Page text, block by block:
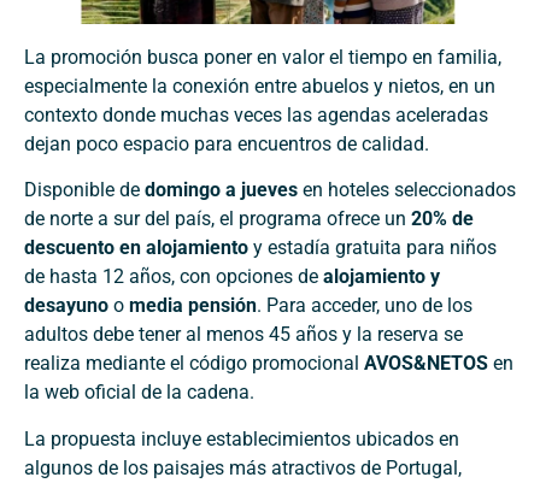
La promoción busca poner en valor el tiempo en familia,
especialmente la conexión entre abuelos y nietos, en un
contexto donde muchas veces las agendas aceleradas
dejan poco espacio para encuentros de calidad.
Disponible de domingo a jueves en hoteles seleccionados
de norte a sur del país, el programa ofrece un 20% de
descuento en alojamiento y estadía gratuita para niños
de hasta 12 años, con opciones de alojamiento y
desayuno o media pensión. Para acceder, uno de los
adultos debe tener al menos 45 años y la reserva se
realiza mediante el código promocional AVOS&NETOS en
la web oficial de la cadena.
La propuesta incluye establecimientos ubicados en
algunos de los paisajes más atractivos de Portugal,